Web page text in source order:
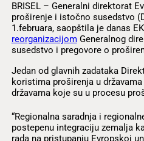
BRISEL – Generalni direktorat
proširenje i istočno susedstvo
1.februara, saopštila je danas
reorganizacijomGeneralnog
susedstvo i pregovore o
Jedan od glavnih zadataka
koristima proširenja u
državama koje su u procesu
“Regionalna saradnja i
postepenu integraciju zemalja
rada na pristupanju Evropskoj